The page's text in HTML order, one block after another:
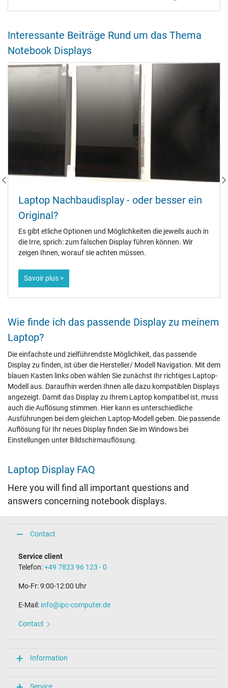
Interessante Beiträge Rund um das Thema
Notebook Displays
Laptop Nachbaudisplay - oder besser ein
Original?
Es gibt etliche Optionen und Möglichkeiten die jeweils auch in
die Irre, sprich: zum falschen Display führen können. Wir
zeigen Ihnen, worauf sie achten müssen.
Savoir plus >
Wie finde ich das passende Display zu meinem
Laptop?
Die einfachste und zielführendste Möglichkeit, das passende
Display zu finden, ist über die Hersteller/ Modell Navigation. Mit dem
blauen Kasten links oben wählen Sie zunächst Ihr richtiges Laptop-
Modell aus. Daraufhin werden Ihnen alle dazu kompatiblen Displays
angezeigt. Damit das Display zu Ihrem Laptop kompatibel ist, muss
auch die Auflösung stimmen. Hier kann es unterschiedliche
Ausführungen bei dem gleichen Laptop-Modell geben. Die passende
Auflösung für Ihr neues Display finden Sie im Windows bei
Einstellungen unter Bildschirmauflösung.
Laptop Display FAQ
Here you will find all important questions and
answers concerning notebook displays.
Contact
Service client
Telefon:+49 7823 96 123 - 0
Mo-Fr: 9:00-12:00 Uhr
E-Mail: info@ipc-computer.de
Contact
Information